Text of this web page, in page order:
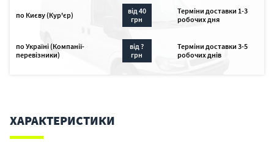
по Києву (Кур'єр)
від 40
грн
Терміни доставки 1-3
робочих дня
по Україні (Компанії-
перевізники)
від ?
грн
Терміни доставки 3-5
робочих днів
ХАРАКТЕРИСТИКИ